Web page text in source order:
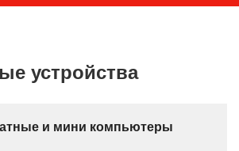
устройства
и мини компьютеры